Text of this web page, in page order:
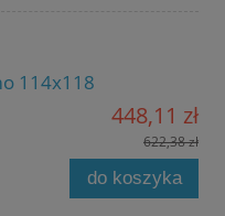
114x118
448,11 zł
622,38 zł
do koszyka